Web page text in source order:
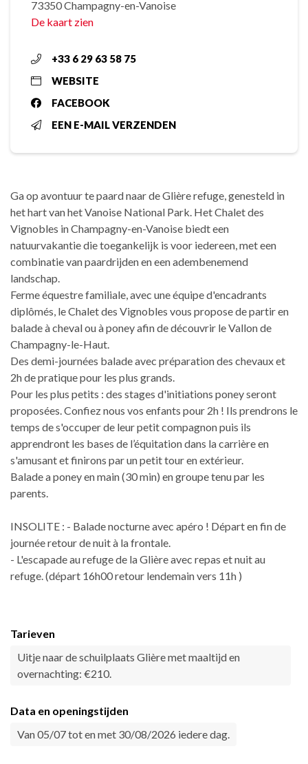
73350 Champagny-en-Vanoise
De kaart zien
+33 6 29 63 58 75
WEBSITE
FACEBOOK
EEN E-MAIL VERZENDEN
Ga op avontuur te paard naar de Glière refuge, genesteld in
het hart van het Vanoise National Park. Het Chalet des
Vignobles in Champagny-en-Vanoise biedt een
natuurvakantie die toegankelijk is voor iedereen, met een
combinatie van paardrijden en een adembenemend
landschap.
Ferme équestre familiale, avec une équipe d'encadrants
diplômés, le Chalet des Vignobles vous propose de partir en
balade à cheval ou à poney afin de découvrir le Vallon de
Champagny-le-Haut.
Des demi-journées balade avec préparation des chevaux et
2h de pratique pour les plus grands.
Pour les plus petits : des stages d'initiations poney seront
proposées. Confiez nous vos enfants pour 2h ! Ils prendrons le
temps de s'occuper de leur petit compagnon puis ils
apprendront les bases de l’équitation dans la carrière en
s'amusant et finirons par un petit tour en extérieur.
Balade a poney en main (30 min) en groupe tenu par les
parents.
INSOLITE : - Balade nocturne avec apéro ! Départ en fin de
journée retour de nuit à la frontale.
- L'escapade au refuge de la Glière avec repas et nuit au
refuge. (départ 16h00 retour lendemain vers 11h )
Tarieven
Uitje naar de schuilplaats Glière met maaltijd en
overnachting: €210.
Data en openingstijden
Van 05/07 tot en met 30/08/2026 iedere dag.